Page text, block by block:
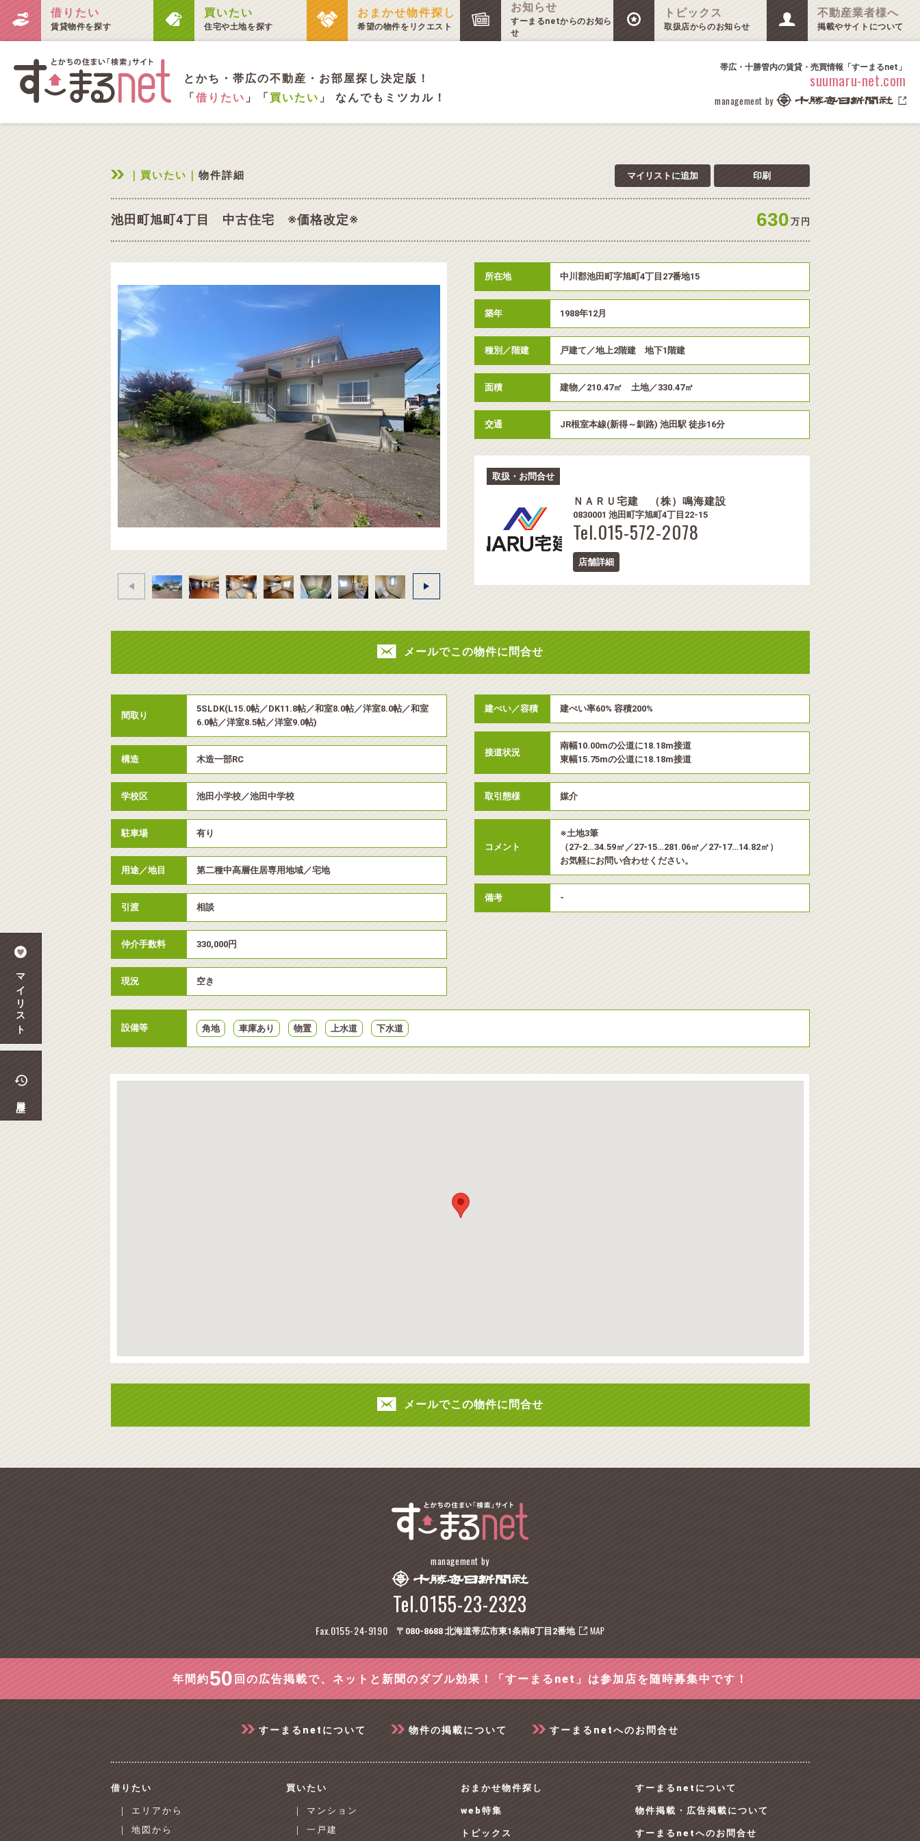
借りたい
賃貸物件を探す
買いたい
住宅や土地を探す
おまかせ物件探し
希望の物件をリクエスト
お知らせ
すーまるnetからのお知ら
せ
トピックス
取扱店からのお知らせ
不動産業者様へ
掲載やサイトについて
とかち・帯広の不動産・お部屋探し決定版！
「借りたい 」「 買いたい 」 なんでもミツカル！
帯広・十勝管内の賃貸・売買情報「すーまるnet」
suumaru-net.com
management by
｜買いたい｜ 物件詳細 マイリストに追加 印刷
池田町旭町4丁目 中古住宅 ※価格改定※ 630 万 円
所在地 中川郡池田町字旭町4丁目27番地15
築年 1988年12月
種別／階建 戸建て／地上2階建 地下1階建
面積 建物／210.47㎡ 土地／330.47㎡
交通 JR根室本線(新得～釧路) 池田駅 徒歩16分
取扱・お問合せ
ＮＡＲＵ宅建 （株）鳴海建設
0830001 池田町字旭町4丁目22-15
Tel.015-572-2078
店舗詳細
メールでこの物件に問合せ
間取り
5SLDK(L15.0帖／DK11.8帖／和室8.0帖／洋室8.0帖／和室
6.0帖／洋室8.5帖／洋室9.0帖)
構造 木造一部RC
学校区 池田小学校／池田中学校
駐車場 有り
用途／地目 第二種中高層住居専用地域／宅地
引渡 相談
仲介手数料 330,000円
現況 空き
建ぺい／容積 建ぺい率60% 容積200%
接道状況
南幅10.00mの公道に18.18m接道
東幅15.75mの公道に18.18m接道
取引態様 媒介
コメント
※土地3筆
（27-2…34.59㎡／27-15…281.06㎡／27-17…14.82㎡）
お気軽にお問い合わせください。
備考 -
設備等 角地 車庫あり 物置 上水道 下水道
メールでこの物件に問合せ
management by
Tel.0155-23-2323
Fax.0155-24-9190 〒080-8688 北海道帯広市東1条南8丁目2番地
年間約50 回の広告掲載で、ネットと新聞のダブル効果！「すーまるnet」は参加店を随時募集中です！
すーまるnetについて 物件の掲載について すーまるnetへのお問合せ
借りたい
｜ エリアから
｜ 地図から
買いたい
｜ マンション
｜ 一戸建
おまかせ物件探し
web特集
トピックス
すーまるnetについて
物件掲載・広告掲載について
すーまるnetへのお問合せ
マイリスト